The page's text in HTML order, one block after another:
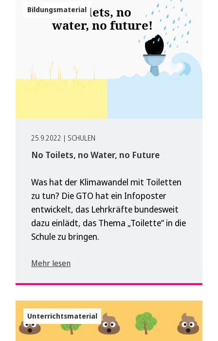
Bildungsmaterial
25.9.2022 | SCHULEN
No Toilets, no Water, no Future
Was hat der Klimawandel mit Toiletten
zu tun? Die GTO hat ein Infoposter
entwickelt, das Lehrkräfte bundesweit
dazu einlädt, das Thema „Toilette“ in die
Schule zu bringen.
Mehr lesen
Unterrichtsmaterial